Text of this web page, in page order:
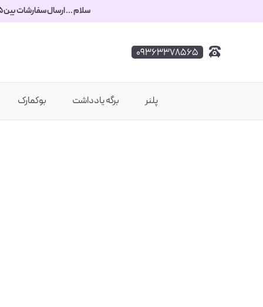
سلام ... ارسال سفارشات بین ۵ تا ۷ روز زمان میبره.. کدتخفیف برای سفارشات بالای 800 تومان : 800 ... به امید روزهای آرومتر، مراقب خودتون باشید.
۰۹۳۶۳۳۷۸۵۶۵
پلنر برگه یادداشت بوکمارک